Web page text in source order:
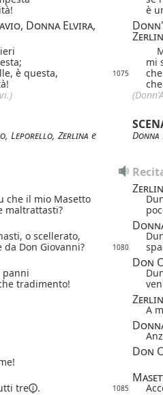
è
Donna Elvira,
mi
è questa,
1075
, Leporello, Zerlina e
che il mio Masetto
maltrattasti?
o scellerato,
Don Giovanni?
1080
Don
panni
tradimento!
A
Don
tre . 1085